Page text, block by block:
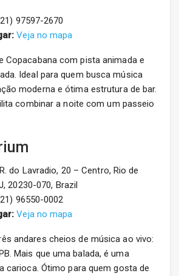
97597-2670
Veja no mapa
Copacabana com pista animada e
Ideal para quem busca música
moderna e ótima estrutura de bar.
combinar a noite com um passeio
do Lavradio, 20 – Centro, Rio de
20230-070, Brazil
96550-0002
Veja no mapa
andares cheios de música ao vivo:
Mais que uma balada, é uma
carioca. Ótimo para quem gosta de